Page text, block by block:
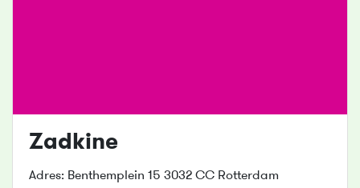
Zadkine
Adres: Benthemplein 15 3032 CC Rotterdam